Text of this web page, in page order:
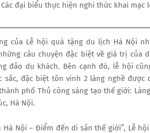
Các đại biểu thực hiện nghi thức khai mạc
của Lễ hội quà tặng du lịch Hà Nội
câu chuyện đặc biệt về giá trị của
đảo du khách. Bên cạnh đó, lễ hội
sắc, đặc biệt tôn vinh 2 làng nghề được
phố Thủ công sáng tạo thế giới:
Hà Nội.
Hà Nội – Điểm đến di sản thế giới”, Lễ